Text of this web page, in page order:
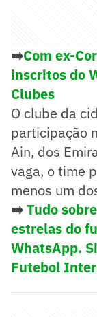
➡️Com ex-
inscritos do
Clubes
O clube da
participação
Ain, dos
vaga, o time
menos um
➡️Tudo
estrelas do
WhatsApp.
Futebol